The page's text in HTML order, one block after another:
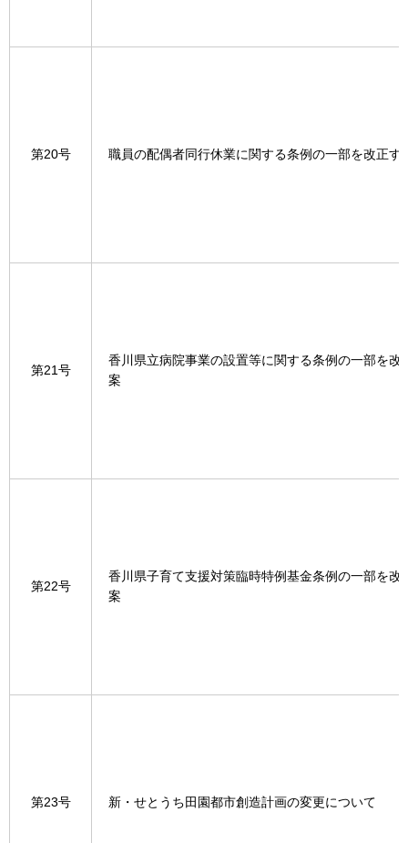
第20号 職員の配偶者同行休業に関する条例の一部を改正す
第21号
香川県立病院事業の設置等に関する条例の一部を改
案
第22号
香川県子育て支援対策臨時特例基金条例の一部を改
案
第23号 新・せとうち田園都市創造計画の変更について